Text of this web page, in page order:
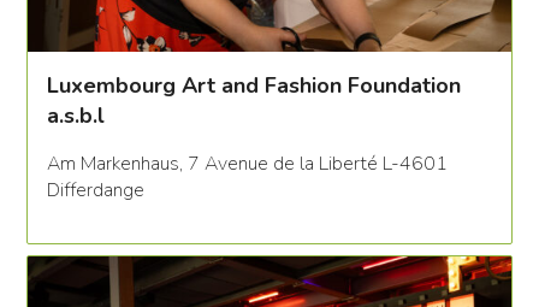
Luxembourg Art and Fashion Foundation
a.s.b.l
Am Markenhaus, 7 Avenue de la Liberté L-4601
Differdange